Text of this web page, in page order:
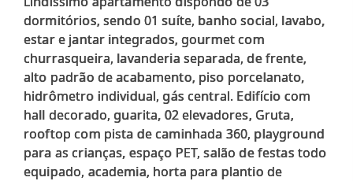
dormitórios, sendo 01 suíte, banho social, lavabo,
estar e jantar integrados, gourmet com
churrasqueira, lavanderia separada, de frente,
alto padrão de acabamento, piso porcelanato,
hidrômetro individual, gás central. Edifício com
hall decorado, guarita, 02 elevadores, Gruta,
rooftop com pista de caminhada 360, playground
para as crianças, espaço PET, salão de festas todo
equipado, academia, horta para plantio de